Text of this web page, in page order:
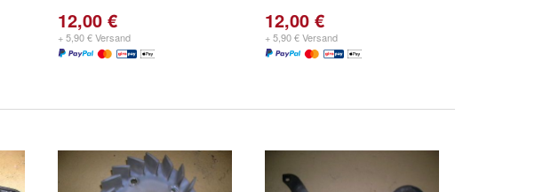
12,00 €
+ 5,90 € Versand
12,00 €
+ 5,90 € Versand